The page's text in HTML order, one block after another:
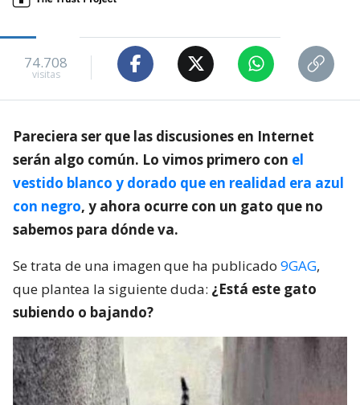
74.708
visitas
Pareciera ser que las discusiones en Internet
serán algo común. Lo vimos primero con el
vestido blanco y dorado que en realidad era azul
con negro, y ahora ocurre con un gato que no
sabemos para dónde va.
Se trata de una imagen que ha publicado 9GAG,
que plantea la siguiente duda: ¿Está este gato
subiendo o bajando?